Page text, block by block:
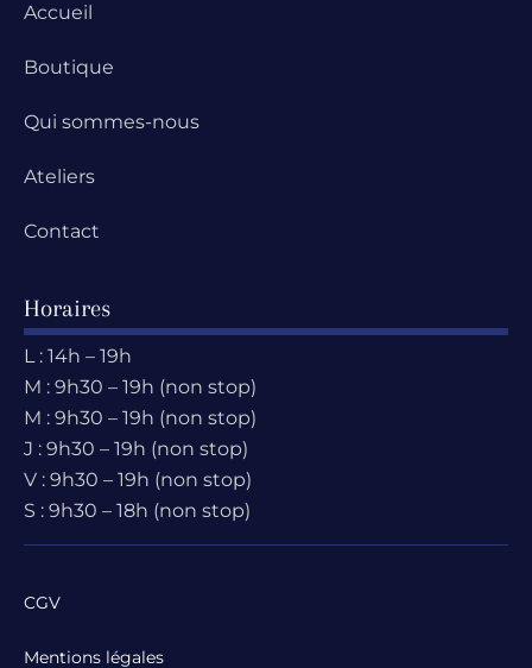
Accueil
Boutique
Qui sommes-nous
Ateliers
Contact
Horaires
L : 14h – 19h
M : 9h30 – 19h (non stop)
M : 9h30 – 19h (non stop)
J : 9h30 – 19h (non stop)
V : 9h30 – 19h (non stop)
S : 9h30 – 18h (non stop)
CGV
Mentions légales